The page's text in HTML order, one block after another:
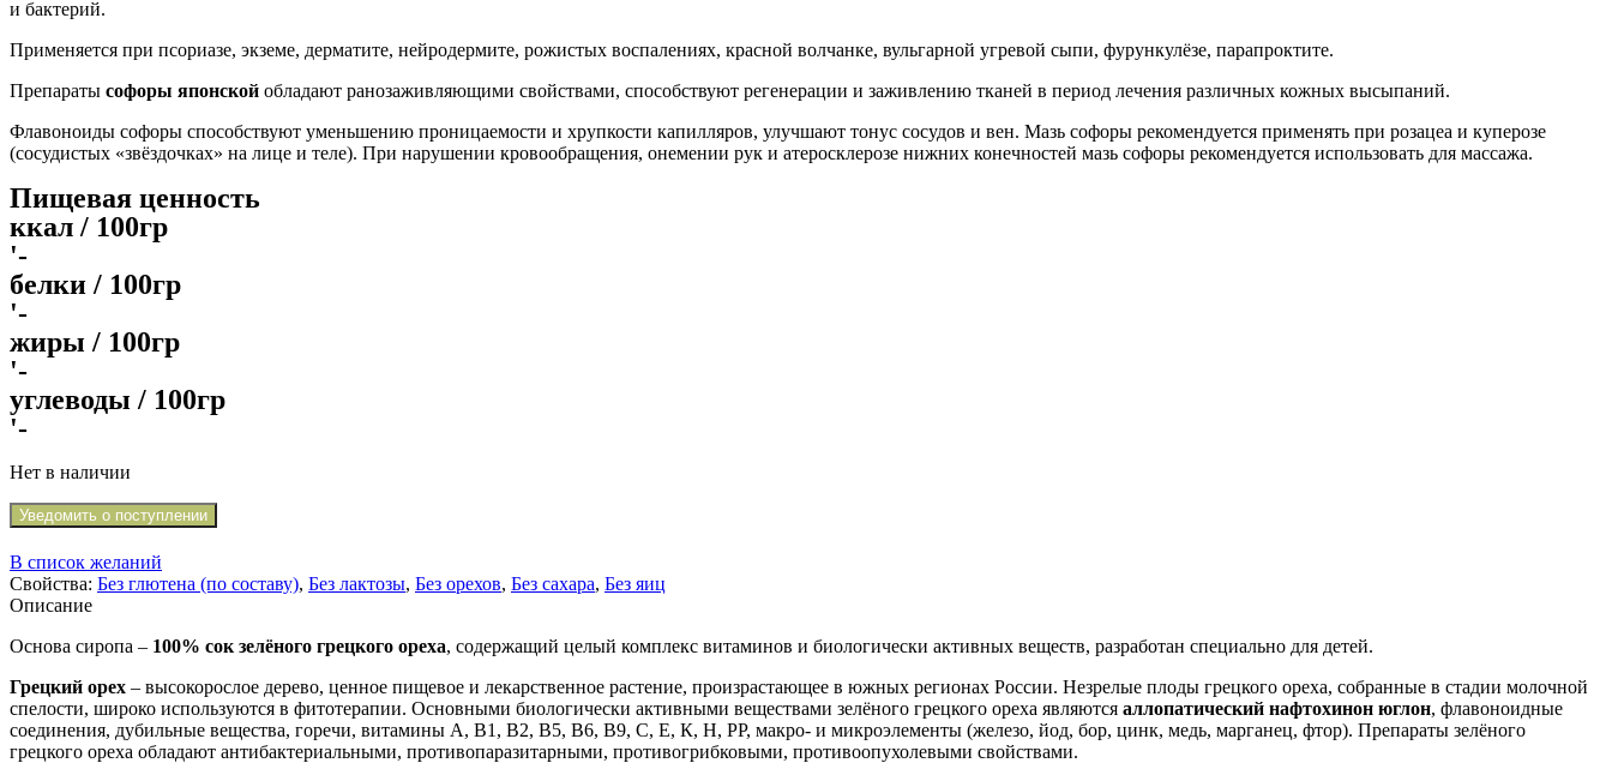
и бактерий.
Применяется при псориазе, экземе, дерматите, нейродермите, рожистых воспалениях, красной волчанке, вульгарной угревой сыпи, фурункулёзе, парапроктите.
Препараты софоры японской обладают ранозаживляющими свойствами, способствуют регенерации и заживлению тканей в период лечения различных кожных высыпаний.
Флавоноиды софоры способствуют уменьшению проницаемости и хрупкости капилляров, улучшают тонус сосудов и вен. Мазь софоры рекомендуется применять при розацеа и куперозе
(сосудистых «звёздочках» на лице и теле). При нарушении кровообращения, онемении рук и атеросклерозе нижних конечностей мазь софоры рекомендуется использовать для массажа.
Пищевая ценность
ккал / 100гр
'-
белки / 100гр
'-
жиры / 100гр
'-
углеводы / 100гр
'-
Нет в наличии
Уведомить о поступлении
В список желаний
Свойства: Без глютена (по составу), Без лактозы, Без орехов, Без сахара, Без яиц
Описание
Основа сиропа – 100% сок зелёного грецкого ореха, содержащий целый комплекс витаминов и биологически активных веществ, разработан специально для детей.
Грецкий орех – высокорослое дерево, ценное пищевое и лекарственное растение, произрастающее в южных регионах России. Незрелые плоды грецкого ореха, собранные в стадии молочной
спелости, широко используются в фитотерапии. Основными биологически активными веществами зелёного грецкого ореха являются аллопатический нафтохинон юглон, флавоноидные
соединения, дубильные вещества, горечи, витамины А, В1, В2, В5, В6, В9, С, Е, К, Н, РР, макро- и микроэлементы (железо, йод, бор, цинк, медь, марганец, фтор). Препараты зелёного
грецкого ореха обладают антибактериальными, противопаразитарными, противогрибковыми, противоопухолевыми свойствами.